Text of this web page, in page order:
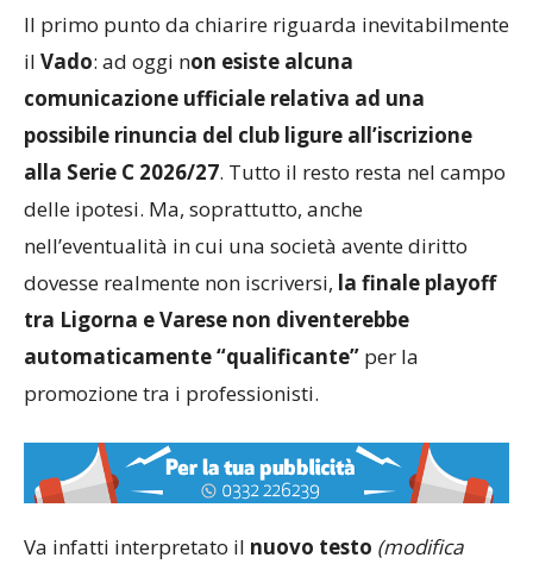
Il primo punto da chiarire riguarda inevitabilmente
: ad oggi n
on esiste alcuna
comunicazione ufficiale relativa ad una
possibile rinuncia del club ligure all’iscrizione
nell’eventualità in cui una società avente diritto
dovesse realmente non iscriversi,
la finale playoff
tra Ligorna e Varese non diventerebbe